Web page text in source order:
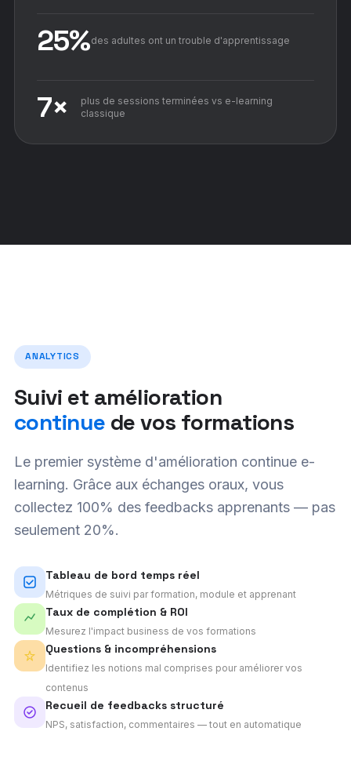
25%des adultes ont un trouble d'apprentissage
7×
plus de sessions terminées vs e-learning
classique
ANALYTICS
Suivi et amélioration
continue de vos formations
Le premier système d'amélioration continue e-
learning. Grâce aux échanges oraux, vous
collectez 100% des feedbacks apprenants — pas
seulement 20%.
Tableau de bord temps réel
Métriques de suivi par formation, module et apprenant
Taux de complétion & ROI
Mesurez l'impact business de vos formations
Questions & incompréhensions
Identifiez les notions mal comprises pour améliorer vos
contenus
Recueil de feedbacks structuré
NPS, satisfaction, commentaires — tout en automatique